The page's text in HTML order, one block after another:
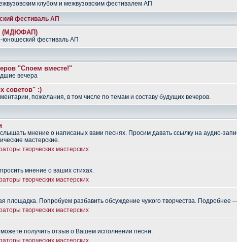
клубом и межвузовским фестивалем АП
фестиваль АП
(МДЮФАП)
юношеский фестиваль АП
"Споем вместе!"
вечера
советов" :)
пожелания, в том числе по темам и составу будущих вечеров.
мнение о написаных вами песнях. Просим давать ссылку на аудио-
мастерские.
творческих мастерских
мнение о ваших стихах.
творческих мастерских
площадка. Попробуем разбавить обсуждение чужого творчества. Подробнее
творческих мастерских
получить отзыв о Вашем исполнении песни.
творческих мастерских